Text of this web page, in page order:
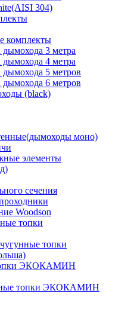
304)
комплекты
3 метра
4 метра
5 метров
6 метров
(black)
моно)
элементы
сечения
Woodson
топки
топки
ЭКОКАМИН
топки ЭКОКАМИН